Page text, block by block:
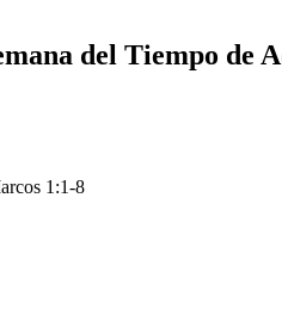
del Tiempo de
1:1-8